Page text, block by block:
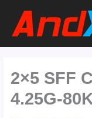
2×5 SFF
4.25G-